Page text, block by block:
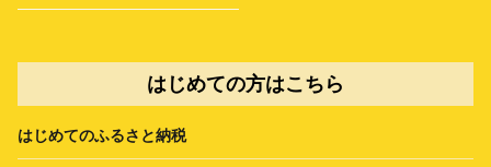
はじめての方はこちら
はじめてのふるさと納税